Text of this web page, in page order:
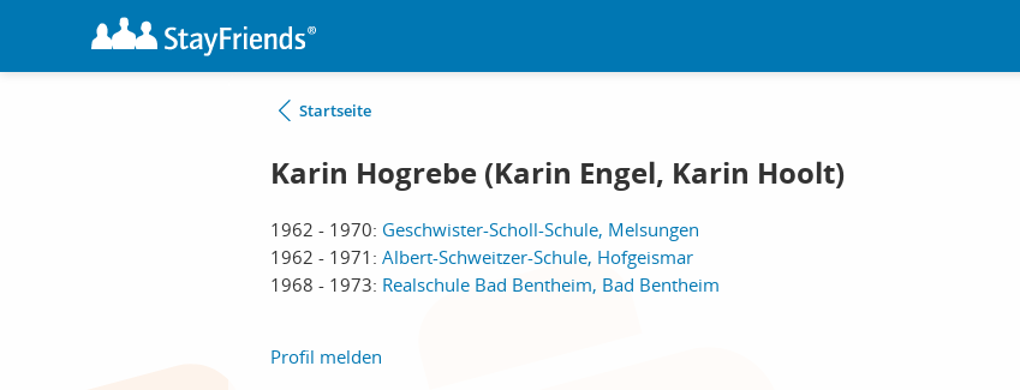
Startseite
Karin Hogrebe (Karin Engel, Karin Hoolt)
1962 - 1970: Geschwister-Scholl-Schule, Melsungen
1962 - 1971: Albert-Schweitzer-Schule, Hofgeismar
1968 - 1973: Realschule Bad Bentheim, Bad Bentheim
Profil melden